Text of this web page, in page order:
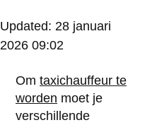
Updated: 28 januari
2026 09:02
Om taxichauffeur te
worden moet je
verschillende